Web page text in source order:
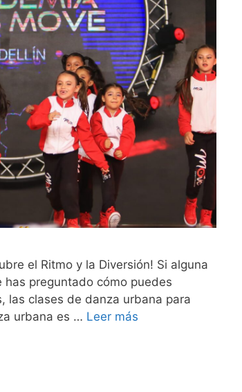
el Ritmo y la Diversión! Si alguna
preguntado cómo puedes
las clases de danza urbana para
urbana es … Leer más